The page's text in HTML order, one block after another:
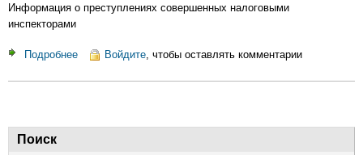
предприятия
неумении
Информация о преступлениях совершенных налоговыми
инспекторами
Подробнее Войдите, чтобы оставлять комментарии
Поиск